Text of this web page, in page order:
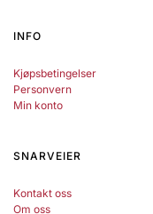
INFO
Kjøpsbetingelser
Personvern
Min konto
SNARVEIER
Kontakt oss
Om oss